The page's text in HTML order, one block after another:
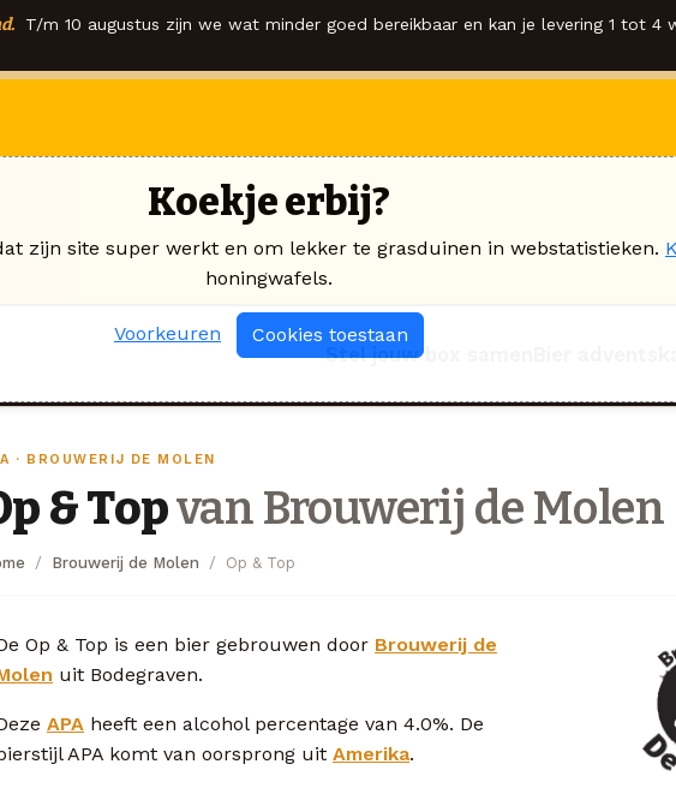
T/m 10 augustus zijn we wat minder goed bereikbaar en kan je levering 1 tot 4
Stel jouw box samen
· BROUWERIJ DE MOLEN
& Topvan Brouwerij de Molen
Brouwerij de Molen Op & Top
Op & Top is een bier gebrouwen door Brouwerij de
uit Bodegraven.
APA heeft een alcohol percentage van 4.0%. De
APA komt van oorsprong uit Amerika.
Koekje erbij?
zijn site super werkt en om lekker te grasduinen in webstatistieken.
honingwafels.
Voorkeuren Cookies toestaan